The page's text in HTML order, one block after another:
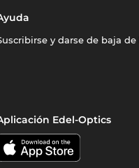
y darse de baja
Edel-Optics